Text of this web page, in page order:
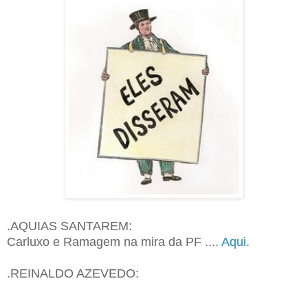
.AQUIAS SANTAREM:
Carluxo e Ramagem na mira da PF .... Aqui.
.REINALDO AZEVEDO: